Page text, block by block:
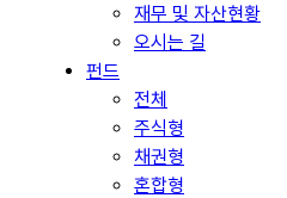
재무 및 자산현황
오시는 길
펀드
전체
주식형
채권형
혼합형